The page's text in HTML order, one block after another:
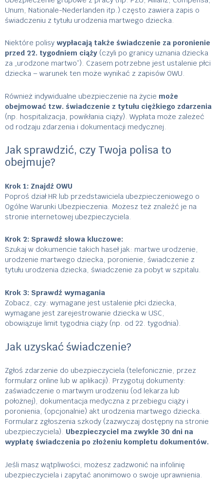
Unum, Nationale-Nederlanden itp.) często zawiera zapis o
świadczeniu z tytułu urodzenia martwego dziecka.
Niektóre polisy wypłacają także świadczenie za poronienie
przed 22. tygodniem ciąży(czyli po granicy uznania dziecka
za „urodzone martwo”). Czasem potrzebne jest ustalenie płci
dziecka – warunek ten może wynikać z zapisów OWU.
Również indywidualne ubezpieczenie na życie może
obejmować tzw. świadczenie z tytułu ciężkiego zdarzenia
(np. hospitalizacja, powikłania ciąży). Wypłata może zależeć
od rodzaju zdarzenia i dokumentacji medycznej.
Jak sprawdzić, czy Twoja polisa to
obejmuje?
Krok 1: Znajdź OWU
Poproś dział HR lub przedstawiciela ubezpieczeniowego o
Ogólne Warunki Ubezpieczenia. Możesz też znaleźć je na
stronie internetowej ubezpieczyciela.
Krok 2: Sprawdź słowa kluczowe:
Szukaj w dokumencie takich haseł jak: martwe urodzenie,
urodzenie martwego dziecka, poronienie, świadczenie z
tytułu urodzenia dziecka, świadczenie za pobyt w szpitalu.
Krok 3: Sprawdź wymagania
Zobacz, czy: wymagane jest ustalenie płci dziecka,
wymagane jest zarejestrowanie dziecka w USC,
obowiązuje limit tygodnia ciąży (np. od 22. tygodnia).
Jak uzyskać świadczenie?
Zgłoś zdarzenie do ubezpieczyciela (telefonicznie, przez
formularz online lub w aplikacji). Przygotuj dokumenty:
zaświadczenie o martwym urodzeniu (od lekarza lub
położnej), dokumentacja medyczna z przebiegu ciąży i
poronienia, (opcjonalnie) akt urodzenia martwego dziecka.
Formularz zgłoszenia szkody (zazwyczaj dostępny na stronie
ubezpieczyciela). Ubezpieczyciel ma zwykle 30 dni na
wypłatę świadczenia po złożeniu kompletu dokumentów.
Jeśli masz wątpliwości, możesz zadzwonić na infolinię
ubezpieczyciela i zapytać anonimowo o swoje uprawnienia.